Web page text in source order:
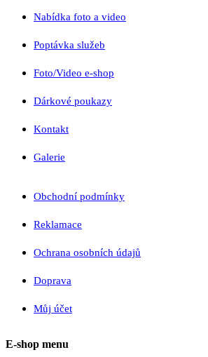
Nabídka foto a video
Poptávka služeb
Foto/Video e-shop
Dárkové poukazy
Kontakt
Galerie
Obchodní podmínky
Reklamace
Ochrana osobních údajů
Doprava
Můj účet
E-shop menu